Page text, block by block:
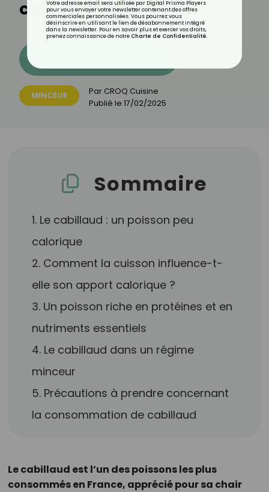
calorique ?
MINCEUR Par CROQ Cuisine
Publié le 17/02/2025
Sommaire
1. Le cabillaud : un poisson peu
calorique
2. Comment la cuisson influence-t-
elle son apport calorique ?
3. Un poisson riche en protéines et en
nutriments essentiels
4. Le cabillaud dans un régime
minceur
5. Précautions à prendre concernant
la consommation de cabillaud
Le cabillaud est l’un des poissons les plus
consommés en France, apprécié pour sa chair
Votre adresse email sera utilisée par Digital Prisma Players
pour vous envoyer votre newsletter contenant des offres
commerciales personnalisées. Vous pourrez vous
désinscrire en utilisant le lien de désabonnement intégré
dans la newsletter. Pour en savoir plus et exercer vos droits,
prenez connaissance de notre Charte de Confidentialité.